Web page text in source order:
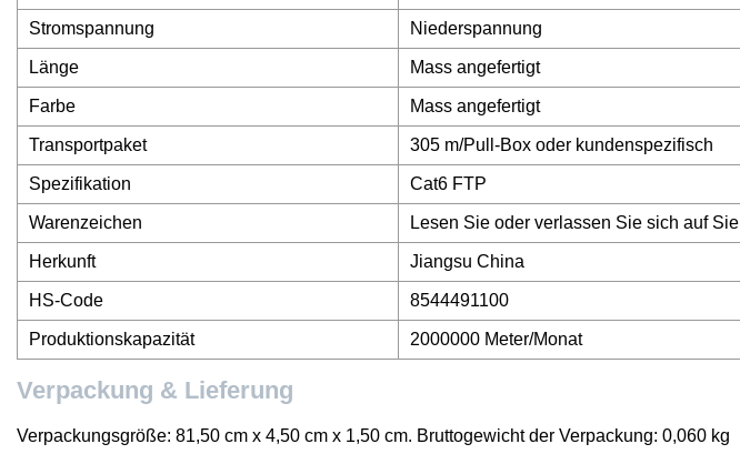
Stromspannung Niederspannung
Länge Mass angefertigt
Farbe Mass angefertigt
Transportpaket 305 m/Pull-Box oder kundenspezifisch
Spezifikation Cat6 FTP
Warenzeichen Lesen Sie oder verlassen Sie sich auf Sie
Herkunft Jiangsu China
HS-Code 8544491100
Produktionskapazität 2000000 Meter/Monat
Verpackung & Lieferung
Verpackungsgröße: 81,50 cm x 4,50 cm x 1,50 cm. Bruttogewicht der Verpackung: 0,060 kg